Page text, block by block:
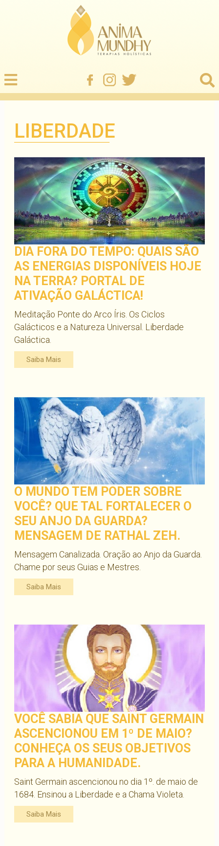
LIBERDADE
DIA FORA DO TEMPO: QUAIS SÃO
AS ENERGIAS DISPONÍVEIS HOJE
NA TERRA? PORTAL DE
ATIVAÇÃO GALÁCTICA!
Meditação Ponte do Arco Íris. Os Ciclos
Galácticos e a Natureza Universal. Liberdade
Galáctica.
Saiba Mais
O MUNDO TEM PODER SOBRE
VOCÊ? QUE TAL FORTALECER O
SEU ANJO DA GUARDA?
MENSAGEM DE RATHAL ZEH.
Mensagem Canalizada. Oração ao Anjo da Guarda.
Chame por seus Guias e Mestres.
Saiba Mais
VOCÊ SABIA QUE SAINT GERMAIN
ASCENCIONOU EM 1º DE MAIO?
CONHEÇA OS SEUS OBJETIVOS
PARA A HUMANIDADE.
Saint Germain ascencionou no dia 1º. de maio de
1684. Ensinou a Liberdade e a Chama Violeta.
Saiba Mais